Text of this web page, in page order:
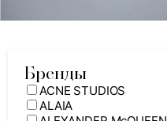
Бренды
ACNE STUDIOS
ALAIA